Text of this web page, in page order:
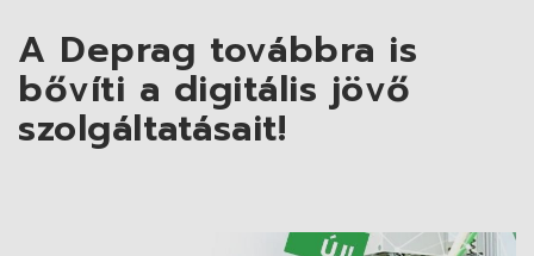
A Deprag továbbra is
bővíti a digitális jövő
szolgáltatásait!